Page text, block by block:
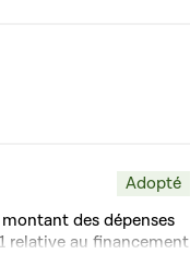
Adopté
des dépenses
relative au financement